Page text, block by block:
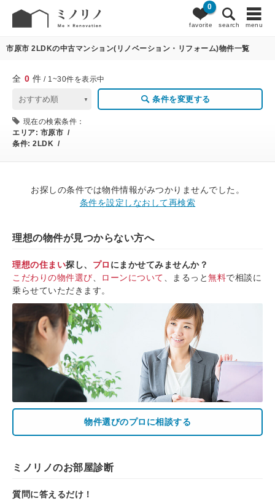
favorite
0
search menu
0 条件変更
市原市 2LDKの中古マンション(リノベーション・リフォーム)物件一覧
全 0 件 / 1~30件を表示中
条件を変更する
現在の検索条件：
エリア: 市原市 /
条件: 2LDK /
お探しの条件では物件情報がみつかりませんでした。
条件を設定しなおして再検索
理想の物件が見つからない方へ
理想の住まい探し、 プロ にまかせてみませんか？
こだわりの物件選び
ローンについて 、まるっと無料で相談に
乗らせていただきます。
物件選びのプロに相談する
ミノリノのお部屋診断
質問に答えるだけ！